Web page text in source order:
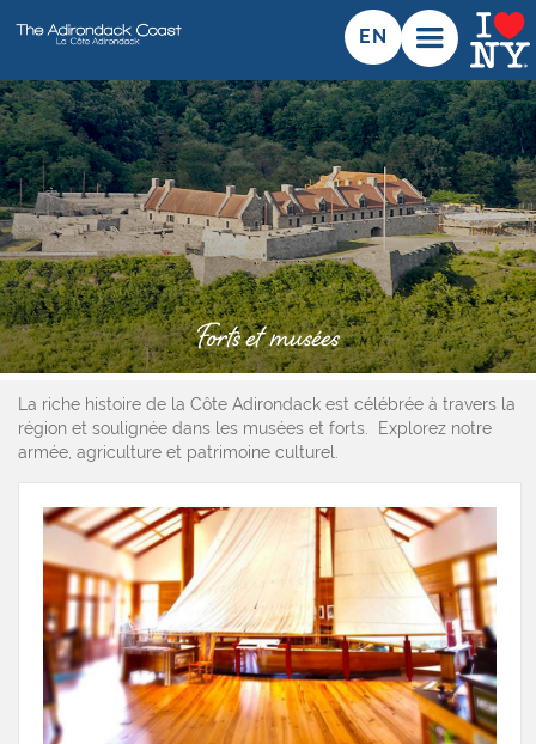
Forts et musées
La riche histoire de la Côte Adirondack est célébrée à travers la
région et soulignée dans les musées et forts. Explorez notre
armée, agriculture et patrimoine culturel.
EN